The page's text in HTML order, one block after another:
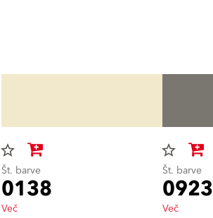
star_border
Št. barve
0138
Več
star_border
Št. barve
0923
Več